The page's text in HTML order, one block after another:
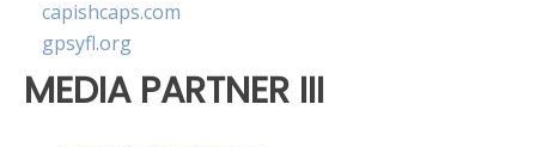
capishcaps.com
gpsyfl.org
MEDIA PARTNER III